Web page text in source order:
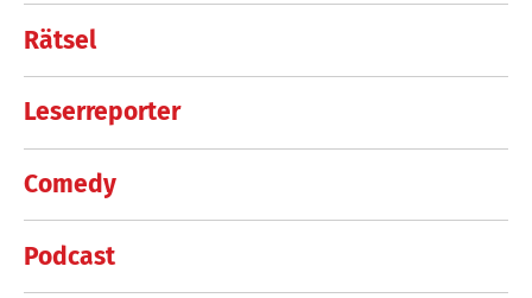
Rätsel
Leserreporter
Comedy
Podcast